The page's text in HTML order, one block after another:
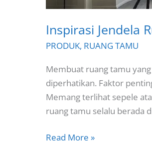
Inspirasi Jendela
PRODUK, RUANG TAMU
Membuat ruang tamu
diperhatikan. Faktor
Memang terlihat sepele
ruang tamu selalu berada
Inspirasi
Read More »